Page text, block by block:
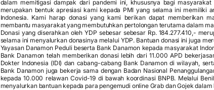
dalam memitigasi dampak dari pandemi ini, khususnya bagi
merupakan bentuk apresiasi kami kepada PMI yang selama ini memiliki
Indonesia. Kami harap donasi yang kami berikan dapat memberikan
membantu masyarakat yang membutuhkan pertolongan terutama dalam
Donasi yang diserahkan oleh YDP sebesar sebesar Rp. 184.277.410,-
selama ini menyalurkan donasinya melalui YDP. Bantuan donasi ini juga
Yayasan Danamon Peduli beserta Bank Danamon kepada masyarakat
Bank Danamon telah memberikan donasi lebih dari 11.000 APD
Dokter Indonesia (IDI) dan cabang-cabang Bank Danamon di wilayah,
Bank Danamon juga bekerja sama dengan Badan Nasional
kepada 10.000 relawan Covid-19 di bawah koordinasi BNPB. Melalui
menyalurkan bantuan kepada para pengemudi online Grab dan Gojek